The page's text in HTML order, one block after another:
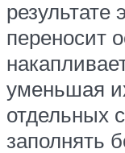
результате
переносит
уменьшая
отдельных
заполнять